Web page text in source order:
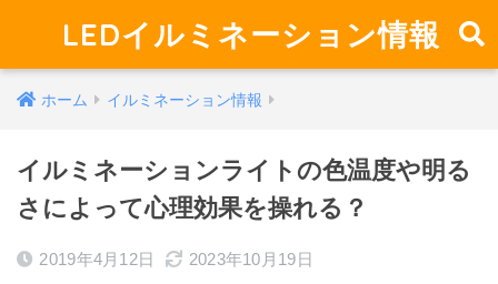
LEDイルミネーション情報
ホーム イルミネーション情報
イルミネーションライトの色温度や明る
さによって心理効果を操れる？
2019年4月12日 2023年10月19日